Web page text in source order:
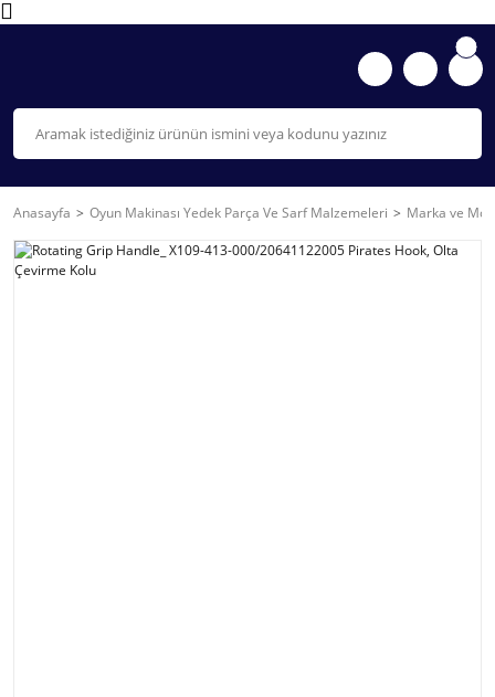
Anasayfa Oyun Makinası Yedek Parça Ve Sarf Malzemeleri Marka ve